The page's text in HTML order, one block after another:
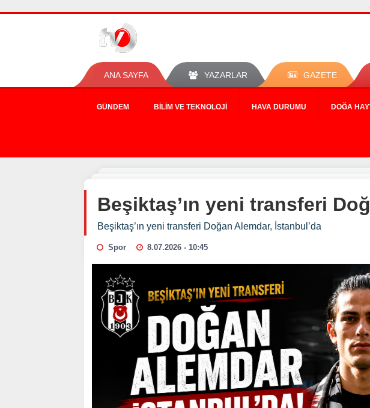
ANA SAYFA YAZARLAR GAZETE
GÜNDEM BILIM VE TEKNOLOJI HAVA DURUMU DOĞA
Beşiktaş’ın yeni transferi
Beşiktaş’ın yeni transferi Doğan Alemdar, İstanbul’da
Spor 8.07.2026 - 10:45